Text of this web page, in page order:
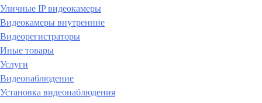
Уличные IP видеокамеры
Видеокамеры внутренние
Видеорегистраторы
Иные товары
Услуги
Видеонаблюдение
Установка видеонаблюдения